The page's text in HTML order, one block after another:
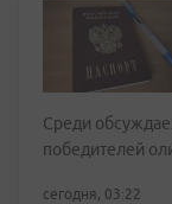
Среди
победителей
сегодня, 03:22